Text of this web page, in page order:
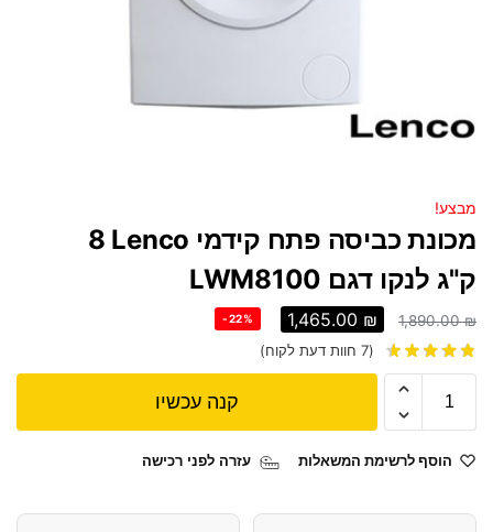
מבצע!
מכונת כביסה ‏פתח קידמי Lenco ‏8
‏ק"ג לנקו דגם LWM8100
1,890.00₪
1,465.00 ₪
-22%
(
7 חוות דעת לקוח)
קנה עכשיו
הוסף לרשימת המשאלות עזרה לפני רכישה